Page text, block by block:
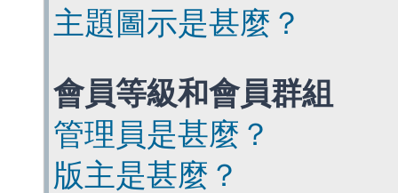
主題圖示是甚麼？
會員等級和會員群組
管理員是甚麼？
版主是甚麼？